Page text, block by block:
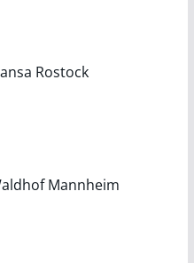
Rostock
Mannheim